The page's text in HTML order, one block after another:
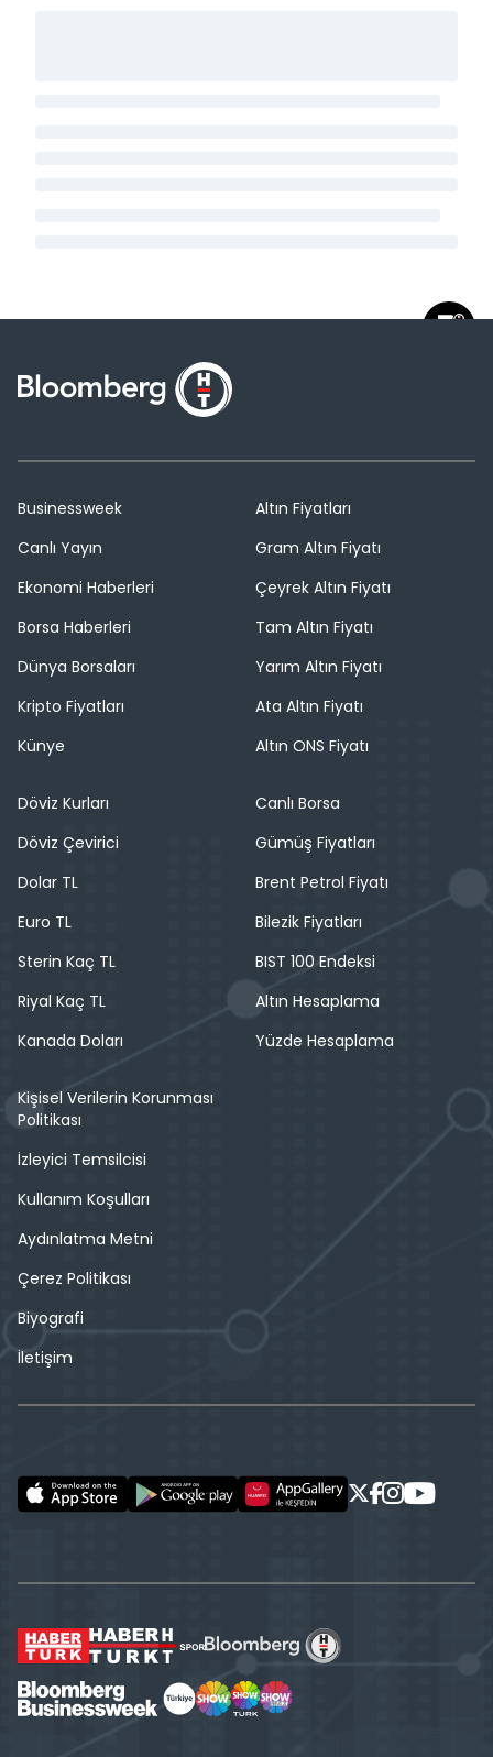
Businessweek
Canlı Yayın
Ekonomi Haberleri
Borsa Haberleri
Dünya Borsaları
Kripto Fiyatları
Künye
Altın Fiyatları
Gram Altın Fiyatı
Çeyrek Altın Fiyatı
Tam Altın Fiyatı
Yarım Altın Fiyatı
Ata Altın Fiyatı
Altın ONS Fiyatı
Döviz Kurları
Döviz Çevirici
Dolar TL
Euro TL
Sterin Kaç TL
Riyal Kaç TL
Kanada Doları
Canlı Borsa
Gümüş Fiyatları
Brent Petrol Fiyatı
Bilezik Fiyatları
BIST 100 Endeksi
Altın Hesaplama
Yüzde Hesaplama
Kişisel Verilerin Korunması
Politikası
İzleyici Temsilcisi
Kullanım Koşulları
Aydınlatma Metni
Çerez Politikası
Biyografi
İletişim